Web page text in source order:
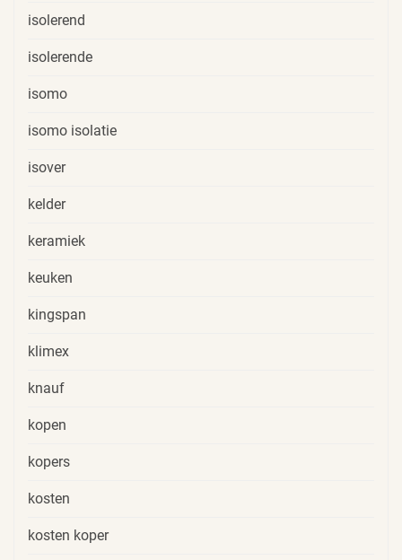
isolerend
isolerende
isomo
isomo isolatie
isover
kelder
keramiek
keuken
kingspan
klimex
knauf
kopen
kopers
kosten
kosten koper